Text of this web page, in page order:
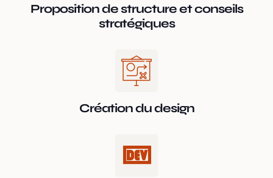
Proposition de structure et conseils
stratégiques
Création du design